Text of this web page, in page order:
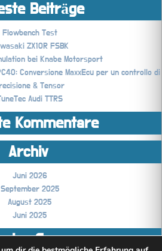
Beiträge
Flowbench Test
ZX10R FSBK
bei Knabe Motorsport
Conversione MaxxEcu per un controllo di
& Tensor
Audi TTRS
Kommentare
Archiv
Juni 2026
September 2025
August 2025
Juni 2025
Soon..